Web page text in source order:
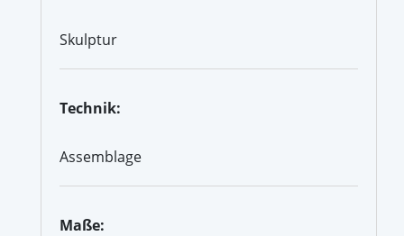
Skulptur
Technik:
Assemblage
Maße: